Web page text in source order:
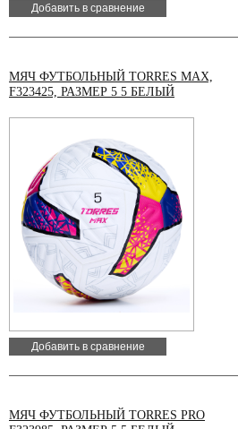
Добавить в сравнение
МЯЧ ФУТБОЛЬНЫЙ TORRES MAX,
F323425, РАЗМЕР 5 5 БЕЛЫЙ
Добавить в сравнение
МЯЧ ФУТБОЛЬНЫЙ TORRES PRO